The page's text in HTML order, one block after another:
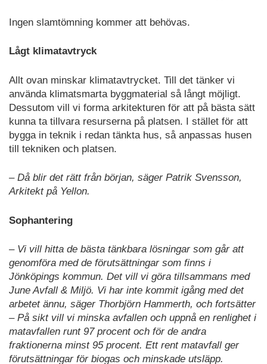
Ingen slamtömning kommer att behövas.
Lågt klimatavtryck
Allt ovan minskar klimatavtrycket. Till det tänker vi
använda klimatsmarta byggmaterial så långt möjligt.
Dessutom vill vi forma arkitekturen för att på bästa sätt
kunna ta tillvara resurserna på platsen. I stället för att
bygga in teknik i redan tänkta hus, så anpassas husen
till tekniken och platsen.
– Då blir det rätt från början, säger Patrik Svensson,
Arkitekt på Yellon.
Sophantering
– Vi vill hitta de bästa tänkbara lösningar som går att
genomföra med de förutsättningar som finns i
Jönköpings kommun. Det vill vi göra tillsammans med
June Avfall & Miljö. Vi har inte kommit igång med det
arbetet ännu, säger Thorbjörn Hammerth, och fortsätter
– På sikt vill vi minska avfallen och uppnå en renlighet i
matavfallen runt 97 procent och för de andra
fraktionerna minst 95 procent. Ett rent matavfall ger
förutsättningar för biogas och minskade utsläpp.